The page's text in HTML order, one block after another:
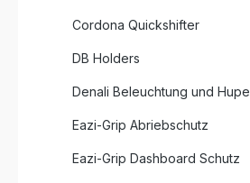
Cordona Quickshifter
DB Holders
Denali Beleuchtung und Hupe
Eazi-Grip Abriebschutz
Eazi-Grip Dashboard Schutz